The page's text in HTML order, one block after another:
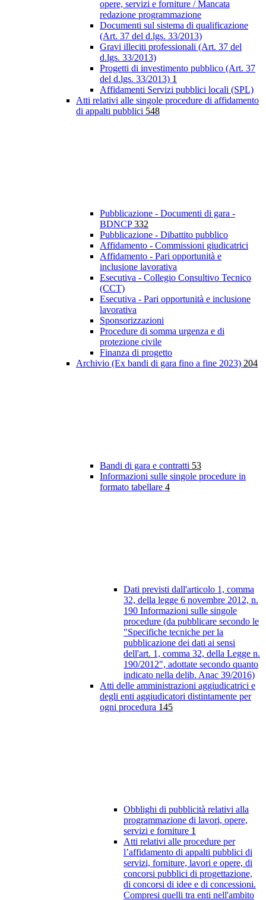
opere, servizi e forniture / Mancata
redazione programmazione
Documenti sul sistema di qualificazione
(Art. 37 del d.lgs. 33/2013)
Gravi illeciti professionali (Art. 37 del
d.lgs. 33/2013)
Progetti di investimento pubblico (Art. 37
del d.lgs. 33/2013) 1
Affidamenti Servizi pubblici locali (SPL)
Atti relativi alle singole procedure di affidamento
di appalti pubblici 548
Pubblicazione - Documenti di gara -
BDNCP332
Pubblicazione - Dibattito pubblico
Affidamento - Commissioni giudicatrici
Affidamento - Pari opportunità e
inclusione lavorativa
Esecutiva - Collegio Consultivo Tecnico
(CCT)
Esecutiva - Pari opportunità e inclusione
lavorativa
Sponsorizzazioni
Procedure di somma urgenza e di
protezione civile
Finanza di progetto
Archivio (Ex bandi di gara fino a fine 2023) 204
Bandi di gara e contratti 53
Informazioni sulle singole procedure in
formato tabellare 4
Dati previsti dall'articolo 1, comma
32, della legge 6 novembre 2012, n.
190 Informazioni sulle singole
procedure (da pubblicare secondo le
"Specifiche tecniche per la
pubblicazione dei dati ai sensi
dell'art. 1, comma 32, della Legge n.
190/2012", adottate secondo quanto
indicato nella delib. Anac 39/2016)
Atti delle amministrazioni aggiudicatrici e
degli enti aggiudicatori distintamente per
ogni procedura 145
Obblighi di pubblicità relativi alla
programmazione di lavori, opere,
servizi e forniture 1
Atti relativi alle procedure per
l’affidamento di appalti pubblici di
servizi, forniture, lavori e opere, di
concorsi pubblici di progettazione,
di concorsi di idee e di concessioni.
Compresi quelli tra enti nell'ambito